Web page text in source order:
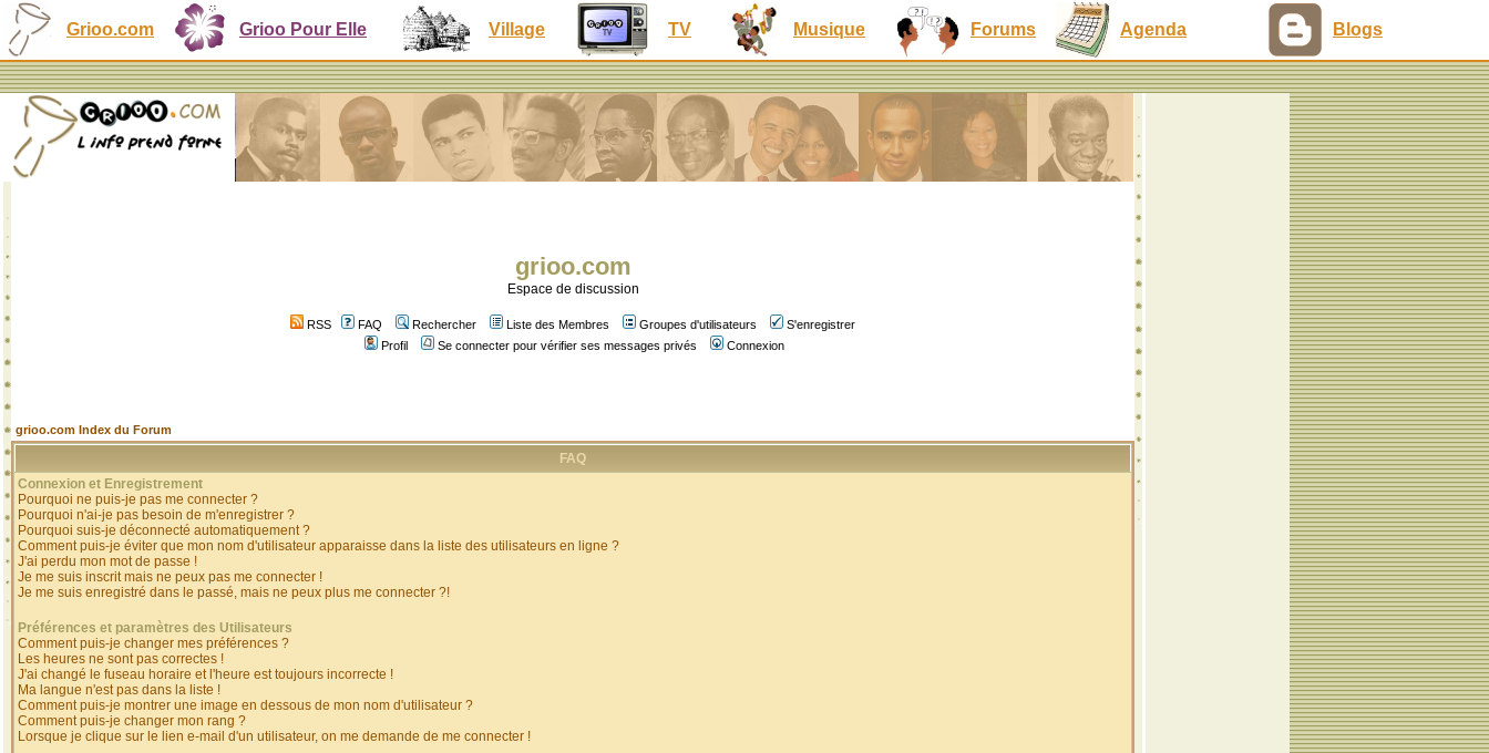
Grioo.com Grioo Pour Elle Village TV Musique Forums Agenda Blogs
grioo.com
Espace de discussion
RSS FAQ Rechercher Liste des Membres Groupes d'utilisateurs
S'enregistrer
Profil
Se connecter pour vérifier ses messages privés Connexion
grioo.com Index du Forum
FAQ
Connexion et Enregistrement
Pourquoi ne puis-je pas me connecter ?
Pourquoi n'ai-je pas besoin de m'enregistrer ?
Pourquoi suis-je déconnecté automatiquement ?
Comment puis-je éviter que mon nom d'utilisateur apparaisse dans la liste des utilisateurs en ligne ?
J'ai perdu mon mot de passe !
Je me suis inscrit mais ne peux pas me connecter !
Je me suis enregistré dans le passé, mais ne peux plus me connecter ?!
Préférences et paramètres des Utilisateurs
Comment puis-je changer mes préférences ?
Les heures ne sont pas correctes !
J'ai changé le fuseau horaire et l'heure est toujours incorrecte !
Ma langue n'est pas dans la liste !
Comment puis-je montrer une image en dessous de mon nom d'utilisateur ?
Comment puis-je changer mon rang ?
Lorsque je clique sur le lien e-mail d'un utilisateur, on me demande de me connecter !